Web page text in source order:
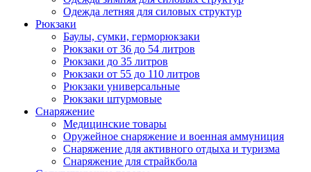
Одежда летняя для силовых структур
Рюкзаки
Баулы, сумки, герморюкзаки
Рюкзаки от 36 до 54 литров
Рюкзаки до 35 литров
Рюкзаки от 55 до 110 литров
Рюкзаки универсальные
Рюкзаки штурмовые
Снаряжение
Медицинские товары
Оружейное снаряжение и военная аммуниция
Снаряжение для активного отдыха и туризма
Снаряжение для страйкбола